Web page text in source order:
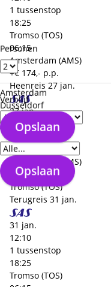
Personen
Verblijf
Verzorgingstype
Opslaan
Amsterdam
Düsseldorf
Opslaan
1 tussenstop
18:25
Tromso (TOS)
06:15
Amsterdam (AMS)
+€ 174,- p.p.
Heenreis 27 jan.
27 jan.
19:10
1 tussenstop
23:50
Amsterdam (AMS)
04:40
Tromso (TOS)
Terugreis 31 jan.
31 jan.
12:10
1 tussenstop
18:25
Tromso (TOS)